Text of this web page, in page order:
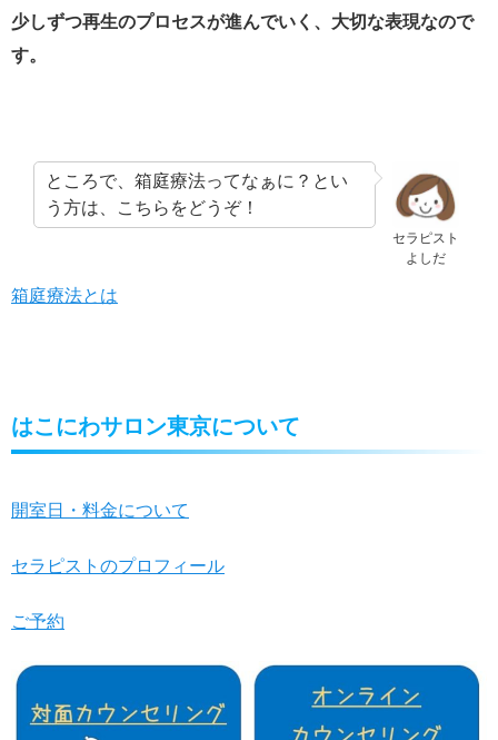
少しずつ再生のプロセスが進んでいく、大切な表現なので
す。
セラピスト
よしだ
ところで、箱庭療法ってなぁに？とい
う方は、こちらをどうぞ！
箱庭療法とは
はこにわサロン東京について
開室日・料金について
セラピストのプロフィール
ご予約